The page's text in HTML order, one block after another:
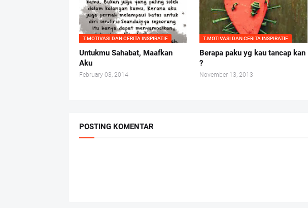
T.MOTIVASI DAN CERITA INSPIRATIF
Untukmu Sahabat, Maafkan
Aku
February 03, 2014
T.MOTIVASI DAN CERITA INSPIRATIF
Berapa paku yg kau tancap kan
?
November 13, 2013
POSTING KOMENTAR